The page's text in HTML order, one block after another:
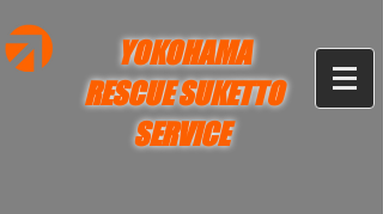
YOKOHAMA
RESCUE SUKETTO
SERVICE